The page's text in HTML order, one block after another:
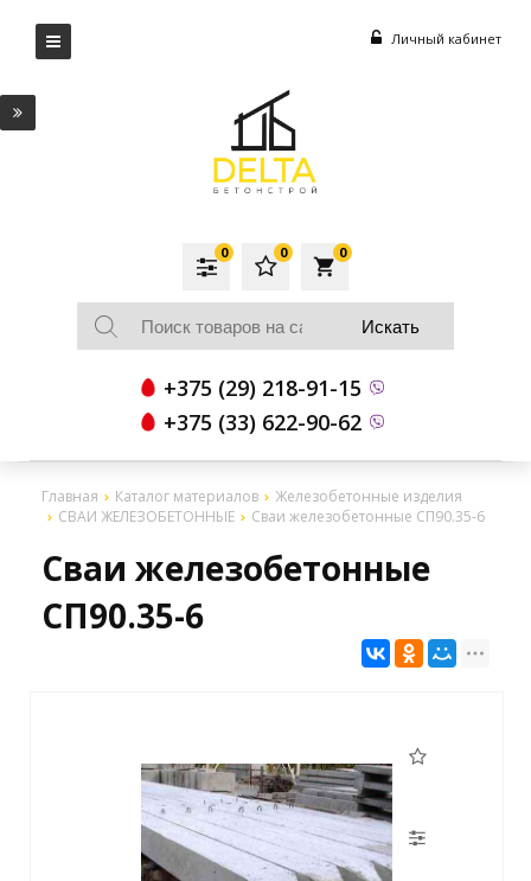
Личный кабинет
local_grocery_store
0
0
0
+375 (29) 218-91-15
+375 (33) 622-90-62
Главная Каталог материалов
Железобетонные изделия
СВАИ ЖЕЛЕЗОБЕТОННЫЕ
Сваи железобетонные СП90.35-6
Сваи железобетонные
СП90.35-6